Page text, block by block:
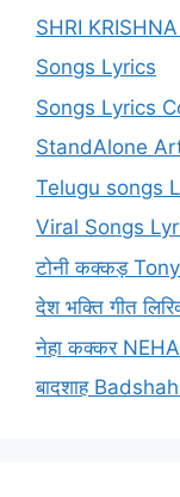
SHRI
Songs Lyrics
Songs Lyrics
StandAlone
Telugu songs
Viral Songs
टोनी कक्कड़
देश भक्ति गीत
नेहा कक्कर
बादशाह